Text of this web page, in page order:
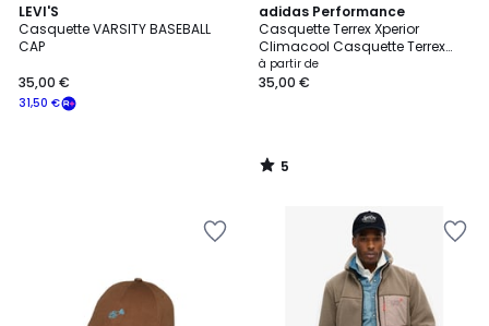
LEVI'S
Casquette VARSITY BASEBALL
CAP
31,50 €
35,00 €
adidas Performance
Casquette Terrex Xperior
Climacool Casquette Terrex
Xperior Climacool
à partir de
35,00 €
5
/
5
5
/